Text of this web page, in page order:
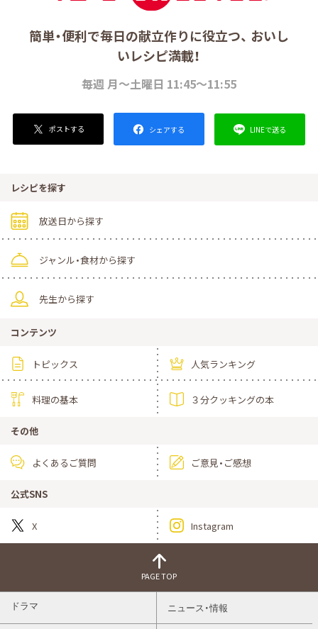
簡単・便利で毎日の献立作りに役立つ、 おいし
いレシピ満載！
毎週 月～土曜日 11:45～11:55
ポストする シェアする LINEで送る
レシピを探す
放送日から探す
ジャンル・食材から探す
先生から探す
コンテンツ
トピックス 人気ランキング
料理の基本 ３分クッキングの本
その他
よくあるご質問 ご意見・ご感想
公式SNS
X Instagram
PAGE TOP
ドラマ ニュース・情報